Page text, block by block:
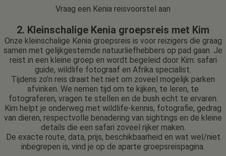
Vraag een Kenia reisvoorstel aan
2. Kleinschalige Kenia groepsreis met Kim
Onze kleinschalige Kenia groepsreis is voor reizigers die graag
samen met gelijkgestemde natuurliefhebbers op pad gaan. Je
reist in een kleine groep en wordt begeleid door Kim: safari
guide, wildlife fotograaf en Afrika specialist.
Tijdens zo’n reis draait het niet om zoveel mogelijk parken
afvinken. We nemen tijd om te kijken, te leren, te
fotograferen, vragen te stellen en de bush echt te ervaren.
Kim helpt je onderweg met wildlife-kennis, fotografie, gedrag
van dieren, respectvolle benadering van sightings en de kleine
details die een safari zoveel rijker maken.
De exacte route, data, prijs, beschikbaarheid en wat wel/niet
inbegrepen is, vind je op de aparte groepsreispagina.